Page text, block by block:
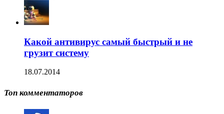
Какой антивирус самый быстрый и не
грузит систему
18.07.2014
Топ комментаторов